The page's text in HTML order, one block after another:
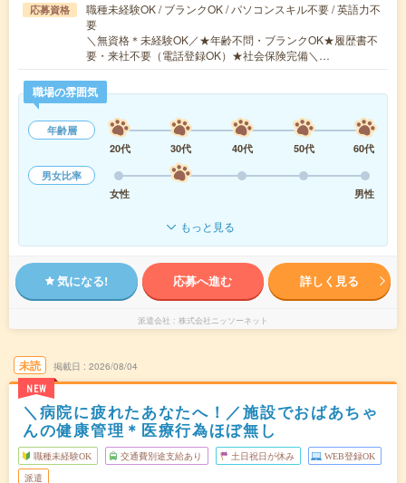
応募資格
職種未経験OK / ブランクOK / パソコンスキル不要 / 英語力不
要
＼無資格＊未経験OK／★年齢不問・ブランクOK★履歴書不
要・来社不要（電話登録OK）★社会保険完備＼…
職場の雰囲気
年齢層
20代
30代 40代 50代
60代
男女比率
女性
男性
もっと見る
気になる! 応募へ進む 詳しく見る
派遣会社 株式会社ニッソーネット
未読
NEW
掲載日 2026/08/04
＼病院に疲れたあなたへ！／施設でおばあちゃ
んの健康管理＊医療行為ほぼ無し
職種未経験OK 交通費別途支給あり 土日祝日が休み WEB登録OK
派遣